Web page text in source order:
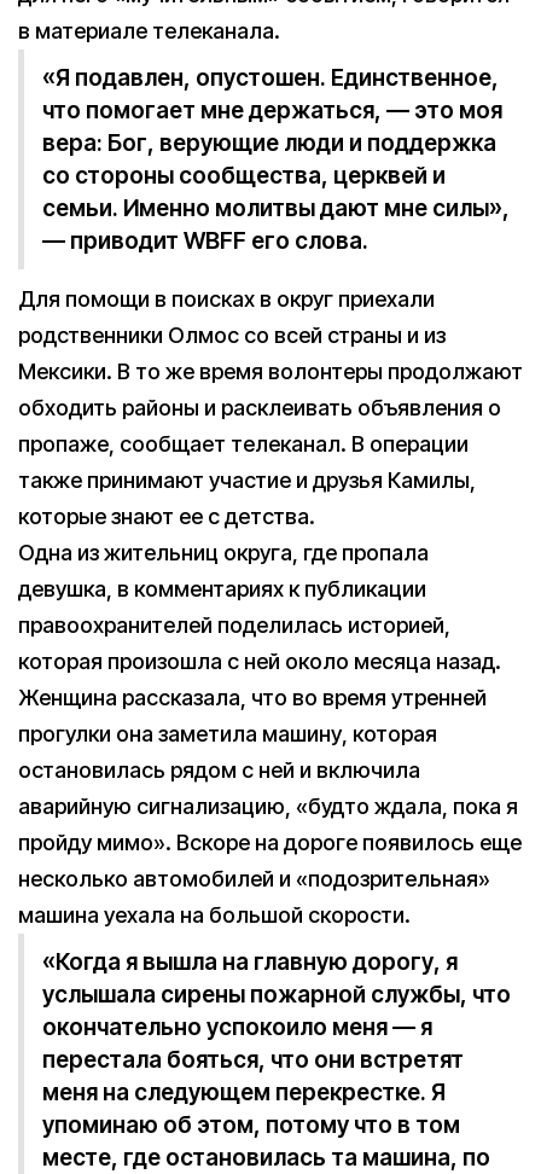
в материале телеканала.
«Я подавлен, опустошен. Единственное,
что помогает мне держаться, — это моя
вера: Бог, верующие люди и поддержка
со стороны сообщества, церквей и
семьи. Именно молитвы дают мне силы»,
— приводит WBFF его слова.
Для помощи в поисках в округ приехали
родственники Олмос со всей страны и из
Мексики. В то же время волонтеры продолжают
обходить районы и расклеивать объявления о
пропаже, сообщает телеканал. В операции
также принимают участие и друзья Камилы,
которые знают ее с детства.
Одна из жительниц округа, где пропала
девушка, в комментариях к публикации
правоохранителей поделилась историей,
которая произошла с ней около месяца назад.
Женщина рассказала, что во время утренней
прогулки она заметила машину, которая
остановилась рядом с ней и включила
аварийную сигнализацию, «будто ждала, пока я
пройду мимо». Вскоре на дороге появилось еще
несколько автомобилей и «подозрительная»
машина уехала на большой скорости.
«Когда я вышла на главную дорогу, я
услышала сирены пожарной службы, что
окончательно успокоило меня — я
перестала бояться, что они встретят
меня на следующем перекрестке. Я
упоминаю об этом, потому что в том
месте, где остановилась та машина, по